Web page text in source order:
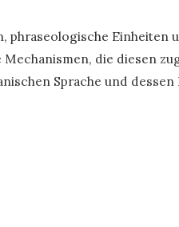
phraseologische Einheiten
die diesen
Sprache und dessen